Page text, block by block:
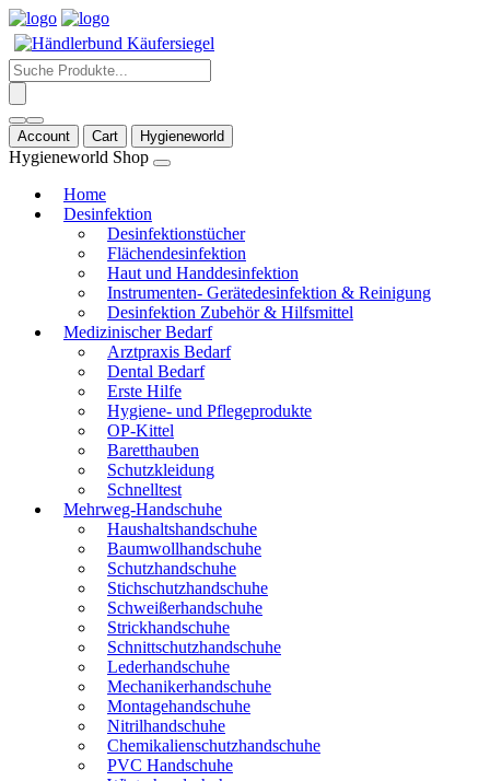
Products
search
Account Cart Hygieneworld
Hygieneworld Shop
Home
Desinfektion
Desinfektionstücher
Flächendesinfektion
Haut und Handdesinfektion
Instrumenten- Gerätedesinfektion & Reinigung
Desinfektion Zubehör & Hilfsmittel
Medizinischer Bedarf
Arztpraxis Bedarf
Dental Bedarf
Erste Hilfe
Hygiene- und Pflegeprodukte
OP-Kittel
Baretthauben
Schutzkleidung
Schnelltest
Mehrweg-Handschuhe
Haushaltshandschuhe
Baumwollhandschuhe
Schutzhandschuhe
Stichschutzhandschuhe
Schweißerhandschuhe
Strickhandschuhe
Schnittschutzhandschuhe
Lederhandschuhe
Mechanikerhandschuhe
Montagehandschuhe
Nitrilhandschuhe
Chemikalienschutzhandschuhe
PVC Handschuhe